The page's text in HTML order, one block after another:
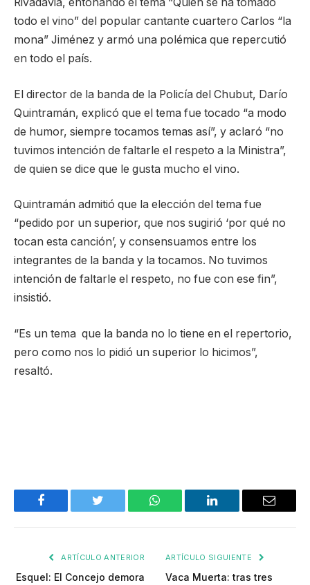
Rivadavia, entonando el tema “Quién se ha tomado
todo el vino” del popular cantante cuartero Carlos “la
mona” Jiménez y armó una polémica que repercutió
en todo el país.
El director de la banda de la Policía del Chubut, Darío
Quintramán, explicó que el tema fue tocado “a modo
de humor, siempre tocamos temas así”, y aclaró “no
tuvimos intención de faltarle el respeto a la Ministra”,
de quien se dice que le gusta mucho el vino.
Quintramán admitió que la elección del tema fue
“pedido por un superior, que nos sugirió ‘por qué no
tocan esta canción’, y consensuamos entre los
integrantes de la banda y la tocamos. No tuvimos
intención de faltarle el respeto, no fue con ese fin”,
insistió.
“Es un tema que la banda no lo tiene en el repertorio,
pero como nos lo pidió un superior lo hicimos”,
resaltó.
Facebook Twitter WhatsApp LinkedIn Email
ARTÍCULO ANTERIOR
Esquel: El Concejo demora
ARTÍCULO SIGUIENTE
Vaca Muerta: tras tres